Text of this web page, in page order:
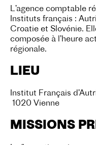
L’agence comptable
Instituts français :
Croatie et Slovénie.
composée à l’heure
régionale.
LIEU
Institut Français
1020 Vienne
MISSIONS